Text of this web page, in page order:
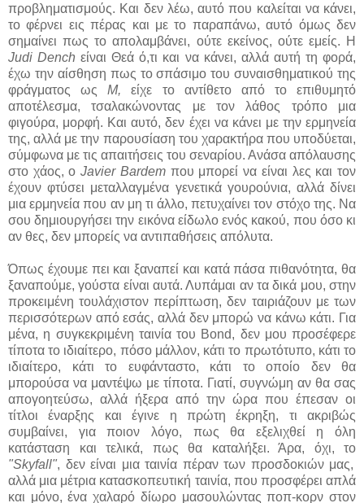
προβληματισμούς. Και δεν λέω, αυτό που καλείται να κάνει,
το φέρνει εις πέρας και με το παραπάνω, αυτό όμως δεν
σημαίνει πως το απολαμβάνει, ούτε εκείνος, ούτε εμείς. Η
Judi Dench είναι Θεά ό,τι και να κάνει, αλλά αυτή τη φορά,
έχω την αίσθηση πως το σπάσιμο του συναισθηματικού της
φράγματος ωςM, είχε το αντίθετο από το επιθυμητό
αποτέλεσμα, τσαλακώνοντας με τον λάθος τρόπο μια
φιγούρα, μορφή. Και αυτό, δεν έχει να κάνει με την ερμηνεία
της, αλλά με την παρουσίαση του χαρακτήρα που υποδύεται,
σύμφωνα με τις απαιτήσεις του σεναρίου. Ανάσα απόλαυσης
στο χάος, οJavier Bardemπου μπορεί να είναι λες και τον
έχουν φτύσει μεταλλαγμένα γενετικά γουρούνια, αλλά δίνει
μια ερμηνεία που αν μη τι άλλο, πετυχαίνει τον στόχο της. Να
σου δημιουργήσει την εικόνα είδωλο ενός κακού, που όσο κι
αν θες, δεν μπορείς να αντιπαθήσεις απόλυτα.
Όπως έχουμε πει και ξαναπεί και κατά πάσα πιθανότητα, θα
ξαναπούμε, γούστα είναι αυτά. Λυπάμαι αν τα δικά μου, στην
προκειμένη τουλάχιστον περίπτωση, δεν ταιριάζουν με των
περισσότερων από εσάς, αλλά δεν μπορώ να κάνω κάτι. Για
μένα, η συγκεκριμένη ταινία του Bond, δεν μου προσέφερε
τίποτα το ιδιαίτερο, πόσο μάλλον, κάτι το πρωτότυπο, κάτι το
ιδιαίτερο, κάτι το ευφάνταστο, κάτι το οποίο δεν θα
μπορούσα να μαντέψω με τίποτα. Γιατί, συγνώμη αν θα σας
απογοητεύσω, αλλά ήξερα από την ώρα που έπεσαν οι
τίτλοι έναρξης και έγινε η πρώτη έκρηξη, τι ακριβώς
συμβαίνει, για ποιον λόγο, πως θα εξελιχθεί η όλη
κατάσταση και τελικά, πως θα καταλήξει. Άρα, όχι, το
"Skyfall", δεν είναι μια ταινία πέραν των προσδοκιών μας,
αλλά μια μέτρια κατασκοπευτική ταινία, που προσφέρει απλά
και μόνο, ένα χαλαρό δίωρο μασουλώντας ποπ-κορν στον